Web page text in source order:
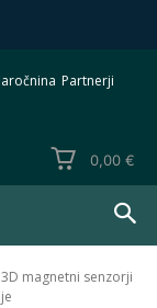
Partnerji
0,00 €
magnetni senzorji